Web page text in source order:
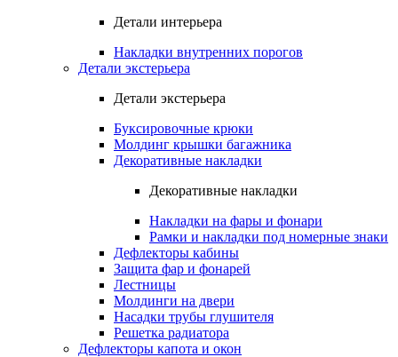
Детали интерьера
Накладки внутренних порогов
Детали экстерьера
Детали экстерьера
Буксировочные крюки
Молдинг крышки багажника
Декоративные накладки
Декоративные накладки
Накладки на фары и фонари
Рамки и накладки под номерные знаки
Дефлекторы кабины
Защита фар и фонарей
Лестницы
Молдинги на двери
Насадки трубы глушителя
Решетка радиатора
Дефлекторы капота и окон